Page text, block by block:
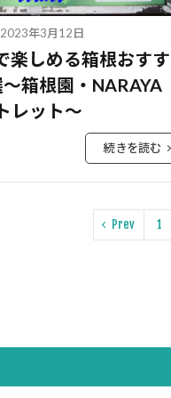
2023年3月12日
楽しめる箱根おすす
箱根園・NARAYA
レット～
続きを読む
Prev 1